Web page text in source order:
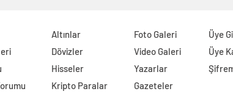
Altınlar
Dövizler
Hisseler
Kripto Paralar
Foto Galeri
Video Galeri
Yazarlar
Gazeteler
Üye
Üye